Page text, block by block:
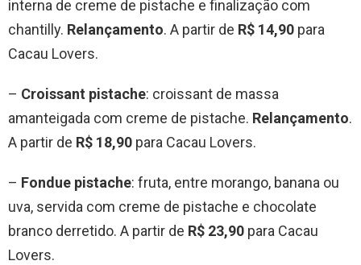
interna de creme de pistache e finalização com
chantilly. Relançamento. A partir de R$ 14,90 para
Cacau Lovers.
– Croissant pistache: croissant de massa
amanteigada com creme de pistache. Relançamento.
A partir de R$ 18,90 para Cacau Lovers.
– Fondue pistache: fruta, entre morango, banana ou
uva, servida com creme de pistache e chocolate
branco derretido. A partir de R$ 23,90 para Cacau
Lovers.